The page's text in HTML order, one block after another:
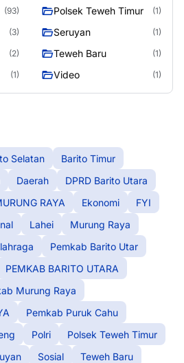
(93) Polsek Teweh Timur (1)
(3) Seruyan (1)
(2) Teweh Baru (1)
(1) Video (1)
Selatan
Barito Timur
Daerah
DPRD Barito Utara
RAYA Ekonomi
FYI
Lahei
Murung Raya
Pemkab Barito Utar
PEMKAB BARITO UTARA
Murung Raya
Pemkab Puruk Cahu
Polri
Polsek Teweh Timur
Sosial
Teweh Baru